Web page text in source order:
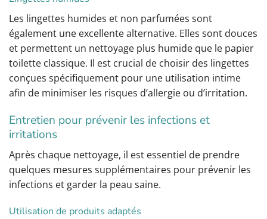
Les lingettes humides et non parfumées sont
également une excellente alternative. Elles sont douces
et permettent un nettoyage plus humide que le papier
toilette classique. Il est crucial de choisir des lingettes
conçues spécifiquement pour une utilisation intime
afin de minimiser les risques d’allergie ou d’irritation.
Entretien pour prévenir les infections et
irritations
Après chaque nettoyage, il est essentiel de prendre
quelques mesures supplémentaires pour prévenir les
infections et garder la peau saine.
Utilisation de produits adaptés